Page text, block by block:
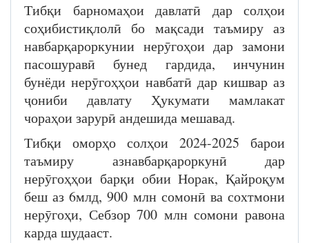
Тибқи барномаҳои давлатӣ дар солҳои
соҳибистиқлолӣ бо мақсади таъмиру аз
навбарқароркунии нерӯгоҳои дар замони
пасошуравӣ бунед гардида, инчунин
бунёди нерӯгоҳҳои навбатӣ дар кишвар аз
ҷониби давлату Ҳукумати мамлакат
чораҳои зарурӣ андешида мешавад.
Тибқи оморҳо солҳои 2024-2025 барои
таъмиру азнавбарқароркунӣ дар
нерӯгоҳҳои барқи обии Норак, Қайроқум
беш аз 6млд, 900 млн сомонӣ ва сохтмони
нерӯгоҳи, Себзор 700 млн сомони равона
карда шудааст.